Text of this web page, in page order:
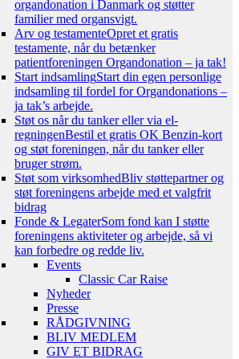
organdonation i Danmark og støtter
familier med organsvigt.
Arv og testamenteOpret et gratis
testamente, når du betænker
patientforeningen Organdonation – ja tak!
Start indsamlingStart din egen personlige
indsamling til fordel for Organdonations –
ja tak’s arbejde.
Støt os når du tanker eller via el-
regningenBestil et gratis OK Benzin-kort
og støt foreningen, når du tanker eller
bruger strøm.
Støt som virksomhedBliv støttepartner og
støt foreningens arbejde med et valgfrit
bidrag
Fonde & LegaterSom fond kan I støtte
foreningens aktiviteter og arbejde, så vi
kan forbedre og redde liv.
Events
Classic Car Raise
Nyheder
Presse
RÅDGIVNING
BLIV MEDLEM
GIV ET BIDRAG